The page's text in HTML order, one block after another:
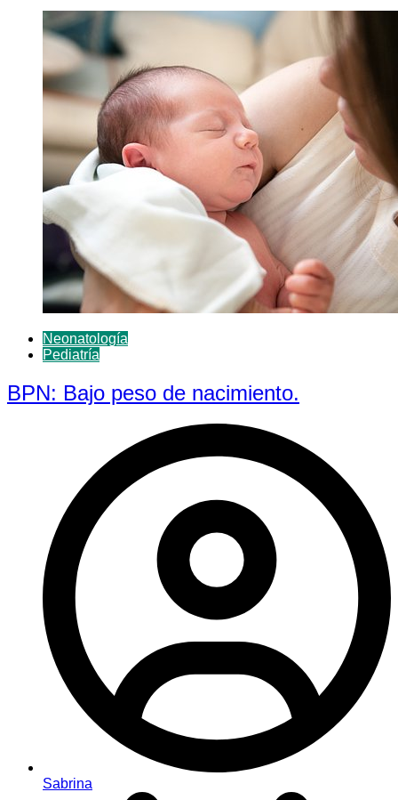
Neonatología
Pediatría
BPN: Bajo peso de nacimiento.
Sabrina